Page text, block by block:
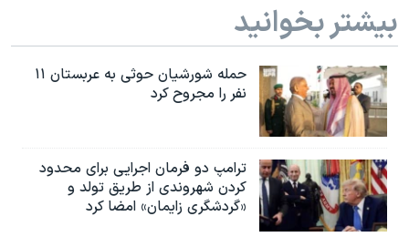
بیشتر بخوانید
حمله شورشیان حوثی به عربستان ۱۱
نفر را مجروح کرد
ترامپ دو فرمان اجرایی برای محدود
کردن شهروندی از طریق تولد و
«گردشگری زایمان» امضا کرد